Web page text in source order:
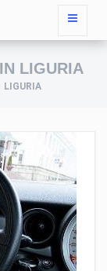
LIGURIA
LIGURIA